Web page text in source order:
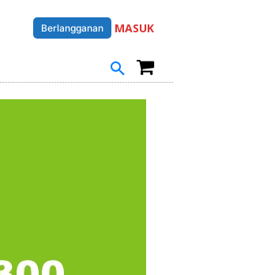
Berlangganan MASUK